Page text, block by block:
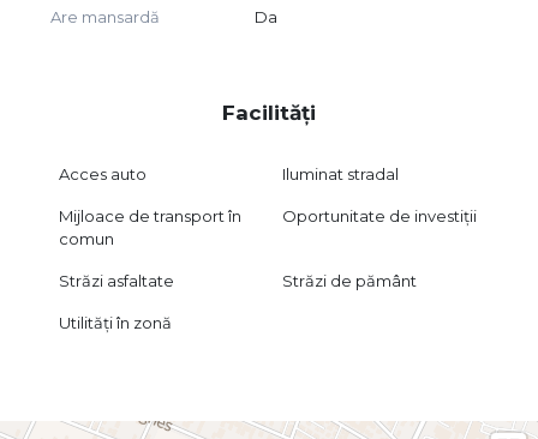
Are mansardă Da
Facilități
Acces auto Iluminat stradal
Mijloace de transport în
comun
Oportunitate de investiții
Străzi asfaltate Străzi de pământ
Utilități în zonă